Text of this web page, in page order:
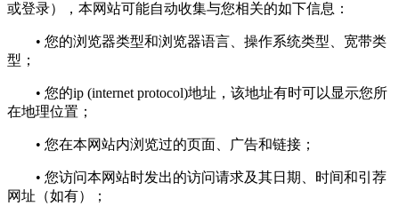
或登录），本网站可能自动收集与您相关的如下信息：
• 您的浏览器类型和浏览器语言、操作系统类型、宽带类
型；
• 您的ip (internet protocol)地址，该地址有时可以显示您所
在地理位置；
• 您在本网站内浏览过的页面、广告和链接；
• 您访问本网站时发出的访问请求及其日期、时间和引荐
网址（如有）；